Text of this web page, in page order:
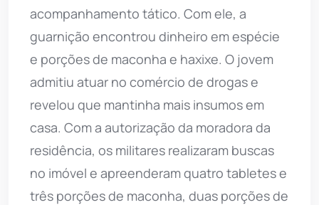
acompanhamento tático. Com ele, a
guarnição encontrou dinheiro em espécie
e porções de maconha e haxixe. O jovem
admitiu atuar no comércio de drogas e
revelou que mantinha mais insumos em
casa. Com a autorização da moradora da
residência, os militares realizaram buscas
no imóvel e apreenderam quatro tabletes e
três porções de maconha, duas porções de